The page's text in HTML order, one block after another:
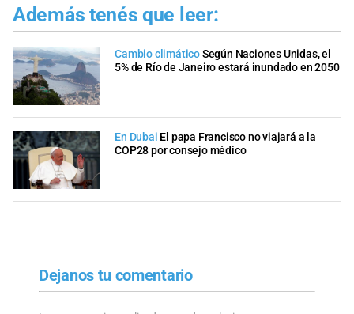
Además tenés que leer:
Cambio climáticoSegún Naciones Unidas, el
5% de Río de Janeiro estará inundado en 2050
En Dubai El papa Francisco no viajará a la
COP28 por consejo médico
Dejanos tu comentario